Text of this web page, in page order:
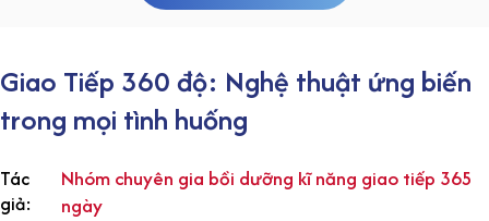
Giao Tiếp 360 độ: Nghệ thuật ứng biến
trong mọi tình huống
Tác
giả:
Nhóm chuyên gia bồi dưỡng kĩ năng giao tiếp 365
ngày